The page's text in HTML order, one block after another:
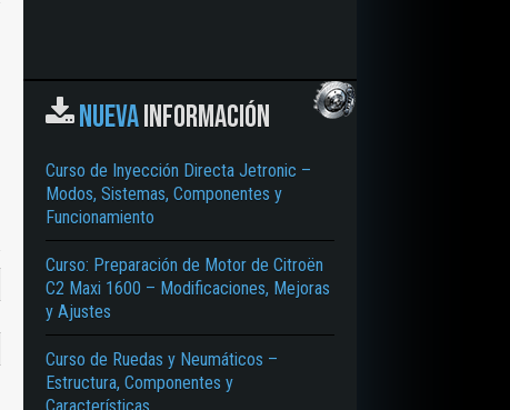
NUEVAINFORMACIÓN
Curso de Inyección Directa Jetronic –
Modos, Sistemas, Componentes y
Funcionamiento
Curso: Preparación de Motor de Citroën
C2 Maxi 1600 – Modificaciones, Mejoras
y Ajustes
Curso de Ruedas y Neumáticos –
Estructura, Componentes y